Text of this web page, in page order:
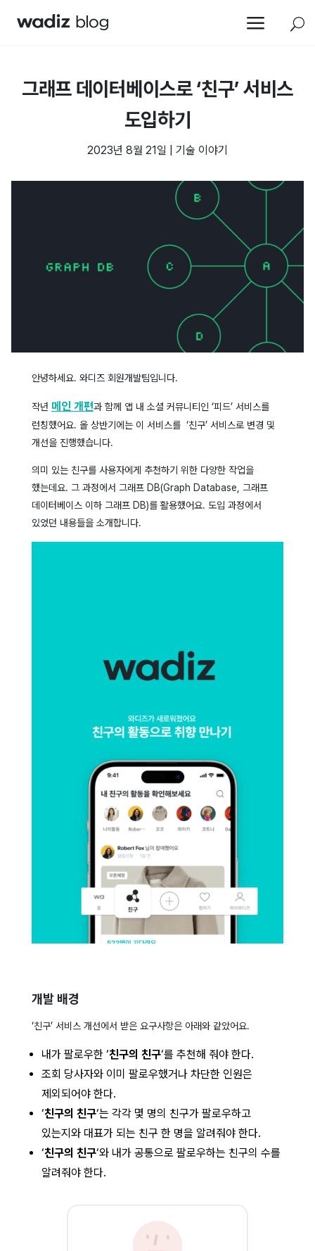
a U
그래프 데이터베이스로 ‘친구’ 서비스
도입하기
2023년 8월 21일 기술 이야기
안녕하세요. 와디즈 회원개발팀입니다.
작년 메인 개편과 함께 앱 내 소셜 커뮤니티인 ‘피드’ 서비스를
런칭했어요. 올 상반기에는 이 서비스를 ‘친구’ 서비스로 변경 및
개선을 진행했습니다.
의미 있는 친구를 사용자에게 추천하기 위한 다양한 작업을
했는데요. 그 과정에서 그래프 DB(Graph Database, 그래프
데이터베이스 이하 그래프 DB)를 활용했어요. 도입 과정에서
있었던 내용들을 소개합니다.
개발 배경
‘친구’ 서비스 개선에서 받은 요구사항은 아래와 같았어요.
내가 팔로우한 ‘친구의 친구‘를 추천해 줘야 한다.
조회 당사자와 이미 팔로우했거나 차단한 인원은
제외되어야 한다.
‘친구의 친구‘는 각각 몇 명의 친구가 팔로우하고
있는지와 대표가 되는 친구 한 명을 알려줘야 한다.
‘친구의 친구‘와 내가 공통으로 팔로우하는 친구의 수를
알려줘야 한다.